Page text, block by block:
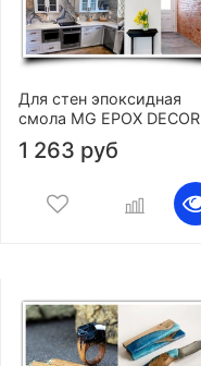
Для стен эпоксидная
смола MG EPOX DECOR
1 263 руб